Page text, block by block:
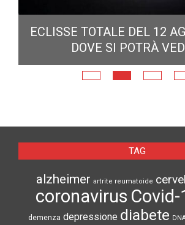
ECLISSE TOTALE DEL 12
DOVE SI POTRÀ
TAG
alzheimer artrite reumatoide
coronavirus Covid-
demenza depressione diabete